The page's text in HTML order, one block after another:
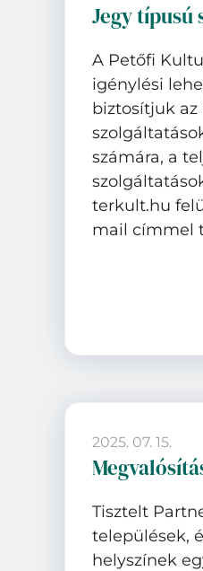
Jegy típusú
A Petőfi
igénylési
biztosítjuk az
számára, a
terkult.hu
mail címmel
2025. 07. 15.
Tisztelt
települések,
helyszínek